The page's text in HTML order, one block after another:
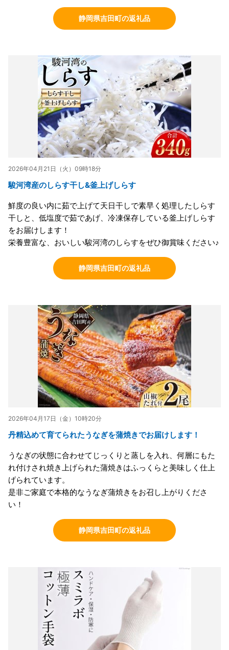
静岡県吉田町の返礼品
2026年04月21日（火）09時18分
駿河湾産のしらす干し&釜上げしらす
鮮度の良い内に茹で上げて天日干しで素早く処理したしらす
干しと、低塩度で茹であげ、冷凍保存している釜上げしらす
をお届けします！
栄養豊富な、おいしい駿河湾のしらすをぜひ御賞味ください♪
静岡県吉田町の返礼品
2026年04月17日（金）10時20分
丹精込めて育てられたうなぎを蒲焼きでお届けします！
うなぎの状態に合わせてじっくりと蒸しを入れ、何層にもた
れ付けされ焼き上げられた蒲焼きはふっくらと美味しく仕上
げられています。
是非ご家庭で本格的なうなぎ蒲焼きをお召し上がりくださ
い！
静岡県吉田町の返礼品